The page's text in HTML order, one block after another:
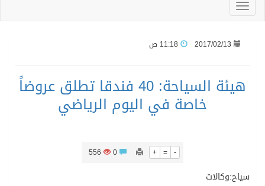
2017/02/13
هيئة السياحة: 40 فندقا تطلق عروضاً
خاصة في اليوم الرياضي
+ = -
556
سياح:وكالات